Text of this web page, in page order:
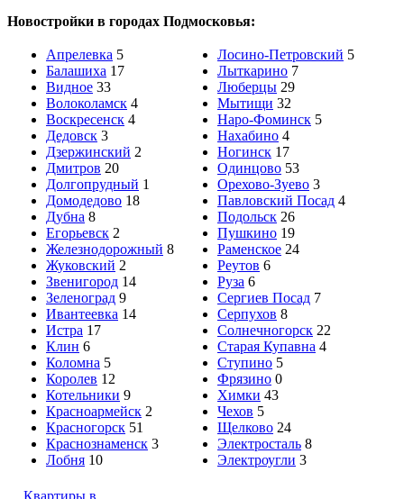
Новостройки в городах Подмосковья:
Апрелевка 5
Балашиха 17
Видное 33
Волоколамск 4
Воскресенск 4
Дедовск 3
Дзержинский 2
Дмитров 20
Долгопрудный 1
Домодедово 18
Дубна 8
Егорьевск 2
Железнодорожный 8
Жуковский 2
Звенигород 14
Зеленоград 9
Ивантеевка 14
Истра 17
Клин 6
Коломна 5
Королев 12
Котельники 9
Красноармейск 2
Красногорск 51
Краснознаменск 3
Лобня 10
Лосино-Петровский 5
Лыткарино 7
Люберцы 29
Мытищи 32
Наро-Фоминск 5
Нахабино 4
Ногинск 17
Одинцово 53
Орехово-Зуево 3
Павловский Посад 4
Подольск 26
Пушкино 19
Раменское 24
Реутов 6
Руза 6
Сергиев Посад 7
Серпухов 8
Солнечногорск 22
Старая Купавна 4
Ступино 5
Фрязино 0
Химки 43
Чехов 5
Щелково 24
Электросталь 8
Электроугли 3